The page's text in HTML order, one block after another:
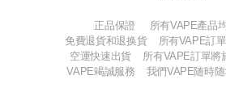
正品保證 所有VAPE產品
免費退貨和退换貨 所有VAPE訂
空運快速出貨 所有VAPE訂單將
VAPE竭誠服務 我們VAPE随時随